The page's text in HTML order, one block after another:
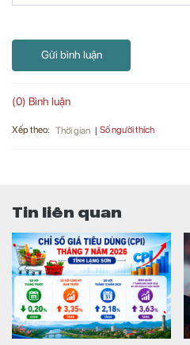
Gửi bình luận
(0) Bình luận
Xếp theo: Thời gian Số người thích
Tin liên quan